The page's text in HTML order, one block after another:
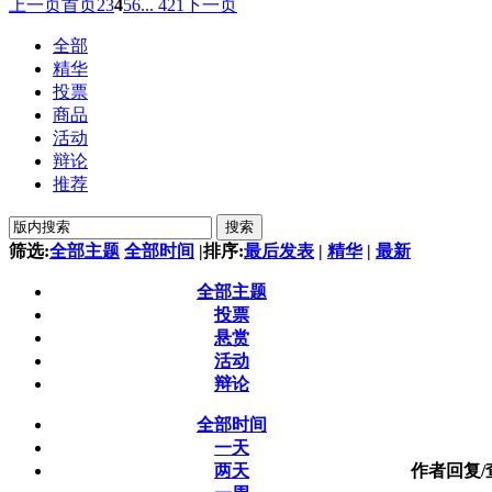
上一页首页23456... 421下一页
全部
精华
投票
商品
活动
辩论
推荐
搜索
筛选:全部主题 全部时间 |排序:最后发表 | 精华 | 最新
全部主题
投票
悬赏
活动
辩论
全部时间
一天
两天
作者回复/